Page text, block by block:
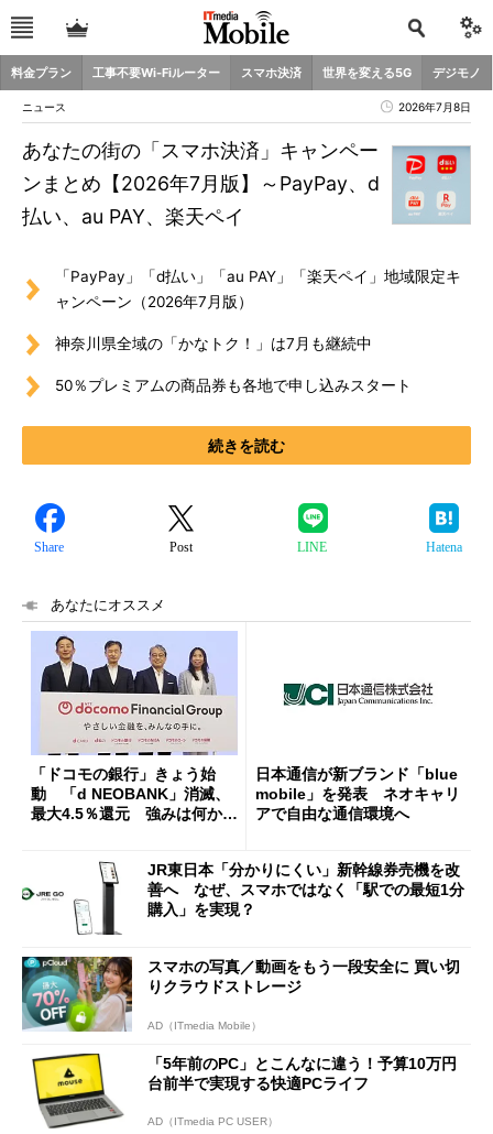
料金プラン 工事不要Wi-Fiルーター スマホ決済 世界を変える5G デジモノ
ニュース 2026年7月8日
あなたの街の「スマホ決済」キャンペー
ンまとめ【2026年7月版】～PayPay、d
払い、au PAY、楽天ペイ
「PayPay」「d払い」「au PAY」「楽天ペイ」地域限定キ
ャンペーン（2026年7月版）
神奈川県全域の「かなトク！」は7月も継続中
50％プレミアムの商品券も各地で申し込みスタート
続きを読む
Share Post LINE Hatena
あなたにオススメ
「ドコモの銀行」きょう始
動 「d NEOBANK」消滅、
最大4.5％還元 強みは何か解
日本通信が新ブランド「blue
mobile」を発表 ネオキャリ
アで自由な通信環境へ
JR東日本「分かりにくい」新幹線券売機を改
善へ なぜ、スマホではなく「駅での最短1分
購入」を実現？
スマホの写真／動画をもう一段安全に 買い切
りクラウドストレージ
AD（ITmedia Mobile）
「5年前のPC」とこんなに違う！予算10万円
台前半で実現する快適PCライフ
AD（ITmedia PC USER）